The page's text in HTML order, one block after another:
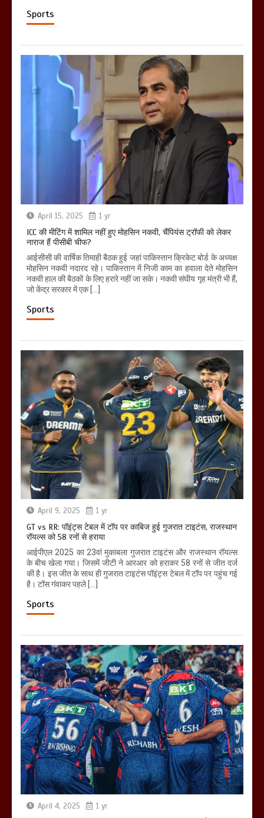
Sports
April 15, 2025 1 yr
ICC की मीटिंग में शामिल नहीं हुए मोहसिन नकवी, चैंपियंस ट्रॉफी को लेकर
नाराज हैं पीसीबी चीफ?
आईसीसी की वार्षिक तिमाही बैठक हुई जहां पाकिस्तान क्रिकेट बोर्ड के अध्यक्ष
मोहसिन नकवी नदारद रहे। पाकिस्तान में निजी काम का हवाला देते मोहसिन
नकवी हाल की बैठकों के लिए हरारे नहीं जा सके। नकवी संघीय गृह मंत्री भी हैं,
जो केंद्र सरकार में एक […]
Sports
April 9, 2025 1 yr
GT vs RR: पॉइंट्स टेबल में टॉप पर काबिज हुई गुजरात टाइटंस, राजस्थान
रॉयल्स को 58 रनों से हराया
आईपीएल 2025 का 23वां मुकाबला गुजरात टाइटंस और राजस्थान रॉयल्स
के बीच खेला गया। जिसमें जीटी ने आरआर को हराकर 58 रनों से जीत दर्ज
की है। इस जीत के साथ ही गुजरात टाइटंस पॉइंट्स टेबल में टॉप पर पहुंच गई
है। टॉस गंवाकर पहले […]
Sports
April 4, 2025 1 yr